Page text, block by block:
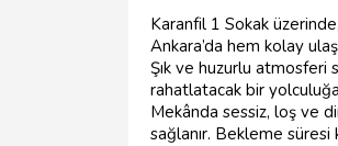
Karanfil 1 Sokak
Ankara’da hem kolay
Şık ve huzurlu atmosferi
rahatlatacak bir yolculuğa
Mekânda sessiz, loş ve
sağlanır. Bekleme süresi